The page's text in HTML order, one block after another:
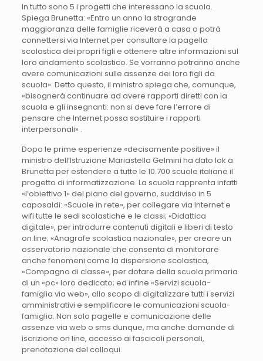
In tutto sono 5 i progetti che interessano la scuola.
Spiega Brunetta: «Entro un anno la stragrande
maggioranza delle famiglie riceverà a casa o potrà
connettersi via Internet per consultare la pagella
scolastica dei propri figli e ottenere altre informazioni sul
loro andamento scolastico. Se vorranno potranno anche
avere comunicazioni sulle assenze dei loro figli da
scuola». Detto questo, il ministro spiega che, comunque,
«bisognerà continuare ad avere rapporti diretti con la
scuola e gli insegnanti: non si deve fare l’errore di
pensare che Internet possa sostituire i rapporti
interpersonali» .
Dopo le prime esperienze «decisamente positive» il
ministro dell’Istruzione Mariastella Gelmini ha dato lok a
Brunetta per estendere a tutte le 10.700 scuole italiane il
progetto di informatizzazione. La scuola rapprenta infatti
«l’obiettivo 1» del piano del governo, suddiviso in 5
caposaldi: «Scuole in rete», per collegare via Internet e
wifi tutte le sedi scolastiche e le classi; «Didattica
digitale», per introdurre contenuti digitali e liberi di testo
on line; «Anagrafe scolastica nazionale», per creare un
osservatorio nazionale che consenta di monitorare
anche fenomeni come la dispersione scolastica,
«Compagno di classe», per dotare della scuola primaria
di un «pc» loro dedicato; ed infine «Servizi scuola-
famiglia via web», allo scopo di digitalizzare tutti i servizi
amministrativi e semplificare le comunicazioni scuola-
famiglia. Non solo pagelle e comunicazione delle
assenze via web o sms dunque, ma anche domande di
iscrizione on line, accesso ai fascicoli personali,
prenotazione del colloqui.